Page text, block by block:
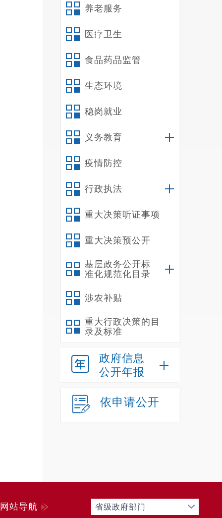
养老服务
医疗卫生
食品药品监管
生态环境
稳岗就业
义务教育
疫情防控
行政执法
重大决策听证事项
重大决策预公开
基层政务公开标
准化规范化目录
涉农补贴
重大行政决策的目
录及标准
政府信息
公开年报
依申请公开
网站导航 省级政府部门